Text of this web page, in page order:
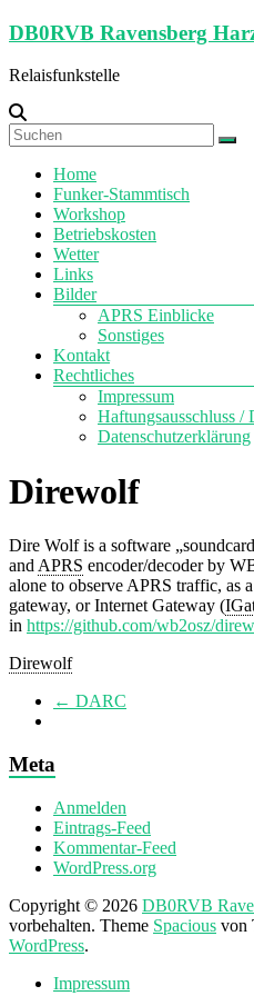
Zum
springen
DB0RVB Ravensberg
Relaisfunkstelle
Menü
Home
Funker-Stammtisch
Workshop
Betriebskosten
Wetter
Links
Bilder
APRS Einblicke
Sonstiges
Kontakt
Rechtliches
Impressum
Haftungsausschluss /
Datenschutzerklärung
Direwolf
Dire Wolf is a software
and APRS encoder/decoder by
alone to observe APRS traffic, as
gateway, or Internet Gateway (
in https://github.com/wb2osz/
Direwolf
← DARC
Meta
Anmelden
Eintrags-Feed
Kommentar-Feed
WordPress.org
Copyright © 2026 DB0RVB
vorbehalten. Theme Spacious von
WordPress.
Impressum